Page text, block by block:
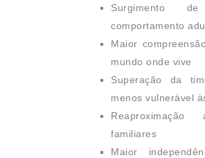
Surgimento
comportamento
Maior
mundo onde vive
Superação da
menos vulnerável
familiares
Maior